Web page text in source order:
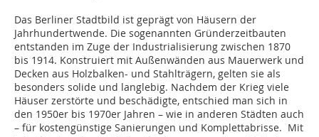
Das Berliner Stadtbild ist geprägt von Häusern der
Jahrhundertwende. Die sogenannten Gründerzeitbauten
entstanden im Zuge der Industrialisierung zwischen 1870
bis 1914. Konstruiert mit Außenwänden aus Mauerwerk und
Decken aus Holzbalken- und Stahlträgern, gelten sie als
besonders solide und langlebig. Nachdem der Krieg viele
Häuser zerstörte und beschädigte, entschied man sich in
den 1950er bis 1970er Jahren – wie in anderen Städten auch
– für kostengünstige Sanierungen und Komplettabrisse. Mit